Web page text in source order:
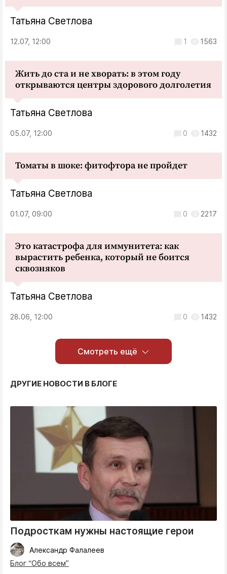
Татьяна Светлова
12.07, 12:00 1 1563
Жить до ста и не хворать: в этом году
открываются центры здорового долголетия
Татьяна Светлова
05.07, 12:00 0 1432
Томаты в шоке: фитофтора не пройдет
Татьяна Светлова
01.07, 09:00 0 2217
Это катастрофа для иммунитета: как
вырастить ребенка, который не боится
сквозняков
Татьяна Светлова
28.06, 12:00 0 1432
Смотреть ещё
ДРУГИЕ НОВОСТИ В БЛОГЕ
Подросткам нужны настоящие герои
Александр Фалалеев
Блог “Обо всем”